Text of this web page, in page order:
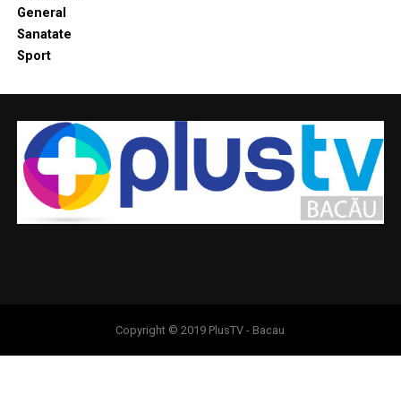
General
Sanatate
Sport
Copyright © 2019 PlusTV - Bacau